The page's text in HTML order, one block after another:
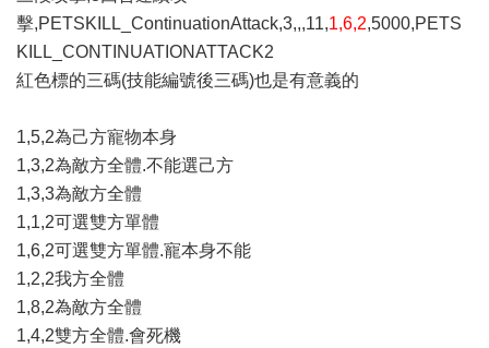
擊,PETSKILL_ContinuationAttack,3,,,11,1,6,2,5000,PETS
KILL_CONTINUATIONATTACK2
紅色標的三碼(技能編號後三碼)也是有意義的
1,5,2為己方寵物本身
1,3,2為敵方全體.不能選己方
1,3,3為敵方全體
1,1,2可選雙方單體
1,6,2可選雙方單體.寵本身不能
1,2,2我方全體
1,8,2為敵方全體
1,4,2雙方全體.會死機